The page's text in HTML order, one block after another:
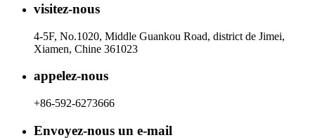
visitez-nous
4-5F, No.1020, Middle Guankou Road, district de Jimei,
Xiamen, Chine 361023
appelez-nous
+86-592-6273666
Envoyez-nous un e-mail